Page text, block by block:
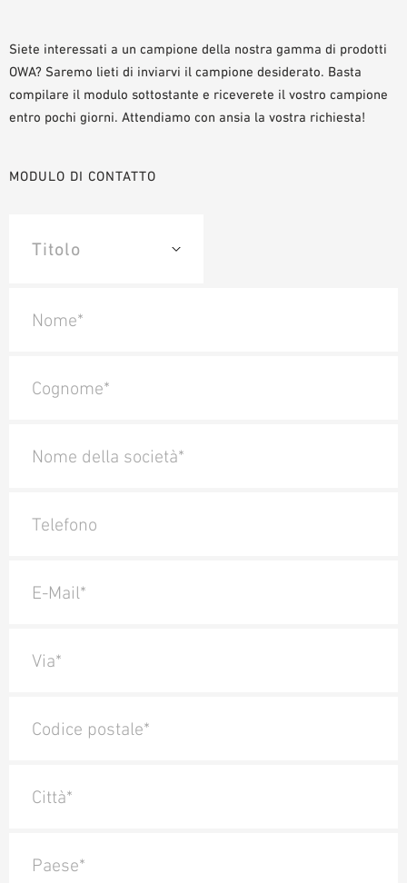
BIBLIOTECA BIM/ REVIT
VIDEO
ORDINE CAMPIONE
Siete interessati a un campione della nostra gamma di prodotti
OWA? Saremo lieti di inviarvi il campione desiderato. Basta
compilare il modulo sottostante e riceverete il vostro campione
entro pochi giorni. Attendiamo con ansia la vostra richiesta!
MODULO DI CONTATTO
Nome*
Cognome*
Nome della società*
Telefono
E-Mail*
Via*
Codice postale*
Città*
Paese*